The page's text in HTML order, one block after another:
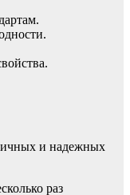
и надежных
раз